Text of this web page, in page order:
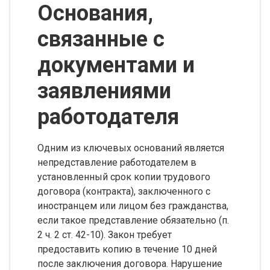
Основания,
связанные с
документами и
заявлениями
работодателя
Одним из ключевых оснований является
непредставление работодателем в
установленный срок копии трудового
договора (контракта), заключенного с
иностранцем или лицом без гражданства,
если такое представление обязательно (п.
2 ч. 2 ст. 42-10). Закон требует
предоставить копию в течение 10 дней
после заключения договора. Нарушение